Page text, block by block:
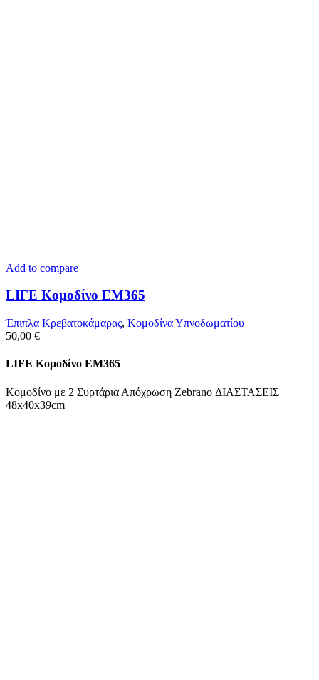
Add to compare
LIFE Κομοδίνο ΕΜ365
Έπιπλα Κρεβατοκάμαρας, Κομοδίνα Υπνοδωματίου
50,00 €
LIFE Κομοδίνο ΕΜ365
Κομοδίνο με 2 Συρτάρια Απόχρωση Zebrano ΔΙΑΣΤΑΣΕΙΣ
48x40x39cm